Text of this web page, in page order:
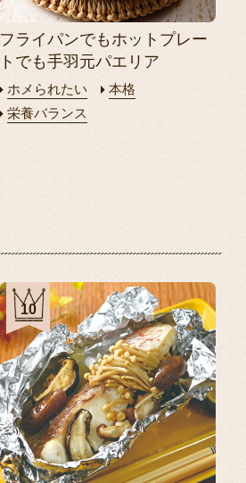
フライパンでもホットプレー
トでも手羽元パエリア
ホメられたい
本格
栄養バランス
10